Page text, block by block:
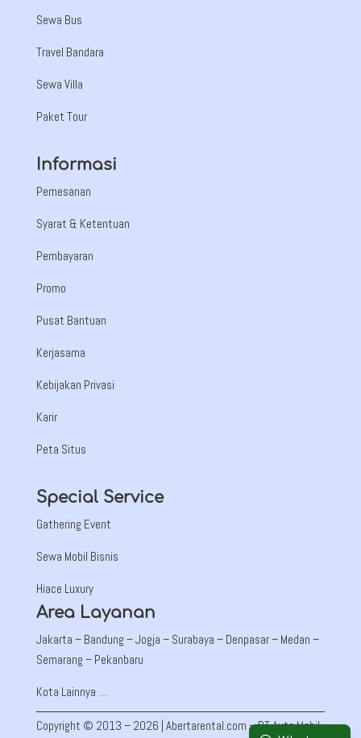
Sewa Bus
Travel Bandara
Sewa Villa
Paket Tour
Informasi
Pemesanan
Syarat & Ketentuan
Pembayaran
Promo
Pusat Bantuan
Kerjasama
Kebijakan Privasi
Karir
Peta Situs
Special Service
Gathering Event
Sewa Mobil Bisnis
Hiace Luxury
Area Layanan
Jakarta – Bandung – Jogja – Surabaya – Denpasar – Medan –
Semarang – Pekanbaru
Kota Lainnya …
Copyright © 2013 – 2026 | Abertarental.com – PT Auto Mobil